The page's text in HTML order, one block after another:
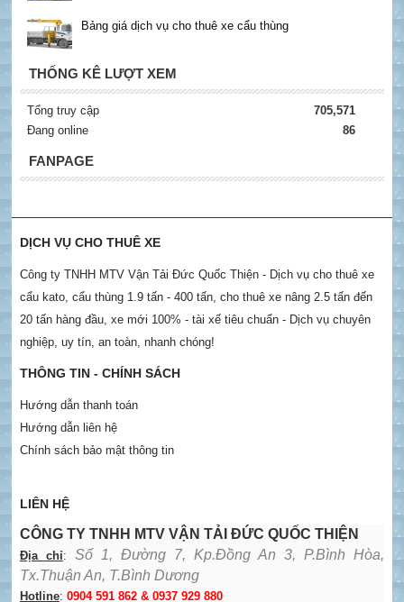
Bảng giá dịch vụ cho thuê xe cẩu thùng
THỐNG KÊ LƯỢT XEM
Tổng truy cập
705,571
Đang online
86
FANPAGE
DỊCH VỤ CHO THUÊ XE
Công ty TNHH MTV Vận Tải Đức Quốc Thiện - Dịch vụ cho thuê xe
cẩu kato, cẩu thùng 1.9 tấn - 400 tấn, cho thuê xe nâng 2.5 tấn đến
20 tấn hàng đầu, xe mới 100% - tài xế tiêu chuẩn - Dịch vụ chuyên
nghiệp, uy tín, an toàn, nhanh chóng!
THÔNG TIN - CHÍNH SÁCH
Hướng dẫn thanh toán
Hướng dẫn liên hệ
Chính sách bảo mật thông tin
LIÊN HỆ
CÔNG TY TNHH MTV VẬN TẢI ĐỨC QUỐC THIỆN
Địa chỉ: Số 1, Đường 7, Kp.Đồng An 3, P.Bình Hòa,
Tx.Thuận An, T.Bình Dương
Hotline: 0904 591 862 & 0937 929 880